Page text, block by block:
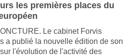
les premières places du
Le cabinet Forvis
a publié la nouvelle édition de son
l'évolution de l'activité des